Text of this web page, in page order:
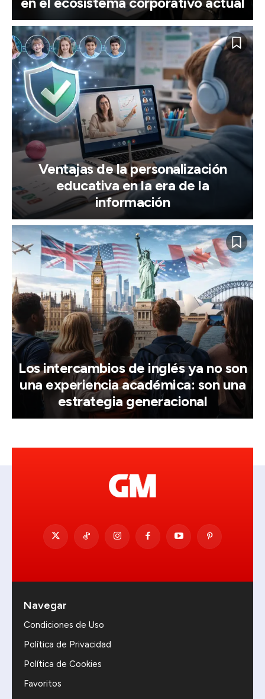
Ventajas de la personalización
educativa en la era de la
información
Los intercambios de inglés ya no son
una experiencia académica: son una
estrategia generacional
Navegar
Condiciones de Uso
Política de Privacidad
Política de Cookies
Favoritos